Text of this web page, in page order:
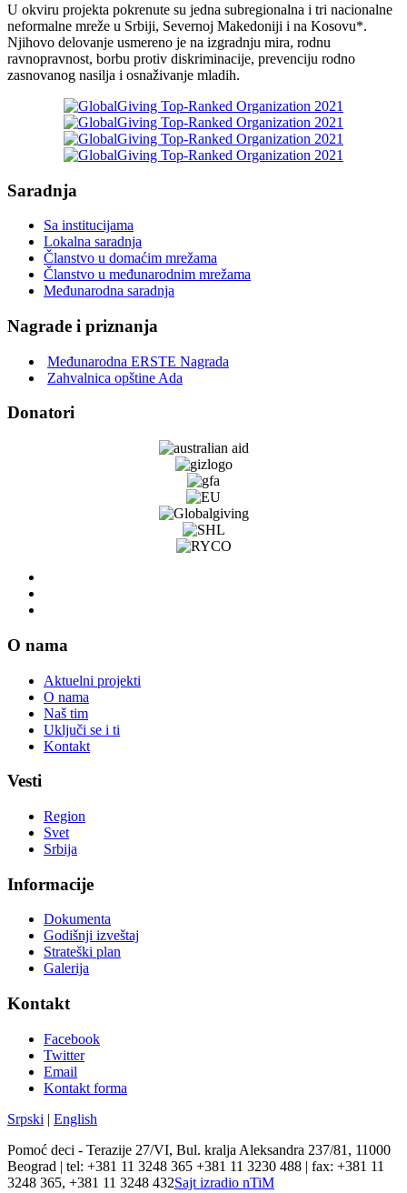
U okviru projekta pokrenute su jedna subregionalna i tri nacionalne
neformalne mreže u Srbiji, Severnoj Makedoniji i na Kosovu*.
Njihovo delovanje usmereno je na izgradnju mira, rodnu
ravnopravnost, borbu protiv diskriminacije, prevenciju rodno
zasnovanog nasilja i osnaživanje mladih.
Saradnja
Sa institucijama
Lokalna saradnja
Članstvo u domaćim mrežama
Članstvo u međunarodnim mrežama
Međunarodna saradnja
Nagrade i priznanja
Međunarodna ERSTE Nagrada
Zahvalnica opštine Ada
Donatori
O nama
Aktuelni projekti
O nama
Naš tim
Uključi se i ti
Kontakt
Vesti
Region
Svet
Srbija
Informacije
Dokumenta
Godišnji izveštaj
Strateški plan
Galerija
Kontakt
Facebook
Twitter
Email
Kontakt forma
Srpski | English
Pomoć deci - Terazije 27/VI, Bul. kralja Aleksandra 237/81, 11000
Beograd | tel: +381 11 3248 365 +381 11 3230 488 | fax: +381 11
3248 365, +381 11 3248 432Sajt izradio nTiM